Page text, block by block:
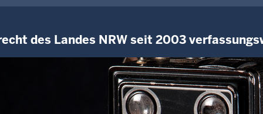
des Landes NRW seit 2003